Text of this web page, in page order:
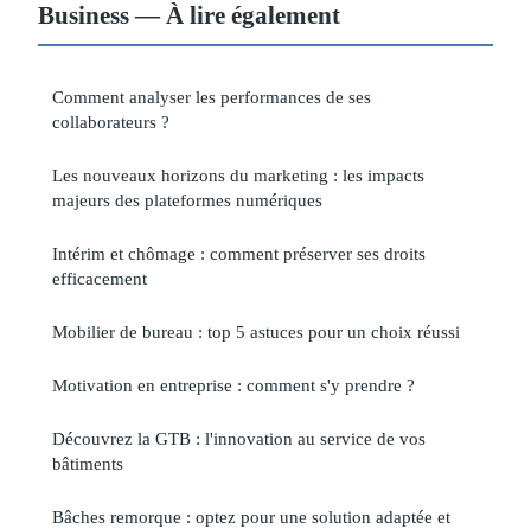
Business — À lire également
Comment analyser les performances de ses
collaborateurs ?
Les nouveaux horizons du marketing : les impacts
majeurs des plateformes numériques
Intérim et chômage : comment préserver ses droits
efficacement
Mobilier de bureau : top 5 astuces pour un choix réussi
Motivation en entreprise : comment s'y prendre ?
Découvrez la GTB : l'innovation au service de vos
bâtiments
Bâches remorque : optez pour une solution adaptée et